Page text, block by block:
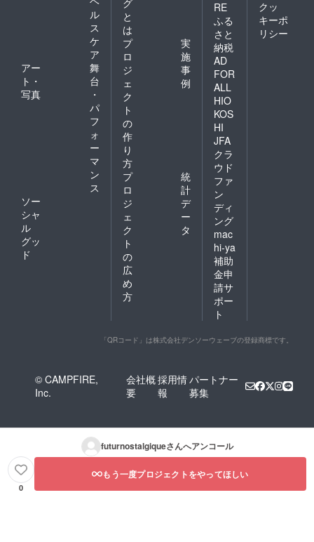
ル
ス
ケ
ア
アー
ト・
写真
舞
台
・
パ
フ
ォ
ー
マ
ン
ス
ソー
シャ
ル
グッ
ド
と
は
プ
ロ
ジ
ェ
ク
ト
の
作
り
方
実
施
事
例
プ
ロ
ジ
ェ
ク
ト
の
広
め
方
統
計
デ
ー
タ
RE
ふる
さと
納税
AD
FOR
ALL
HIO
KOS
HI
JFA
クラ
ウド
ファ
ン
ディ
ング
mac
hi-ya
補助
金申
請サ
ポー
ト
クッ
キーポ
リシー
「QRコード」は株式会社デンソーウェーブの登録商標です。
© CAMPFIRE,
Inc.
会社概
要
採用情
報
パートナー
募集
futurnostalgiqueさんへアンコール
0
もう一度プロジェクトをやってほしい